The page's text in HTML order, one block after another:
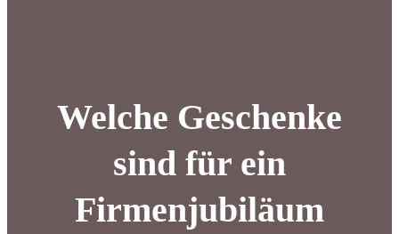
Welche Geschenke
sind für ein
Firmenjubiläum